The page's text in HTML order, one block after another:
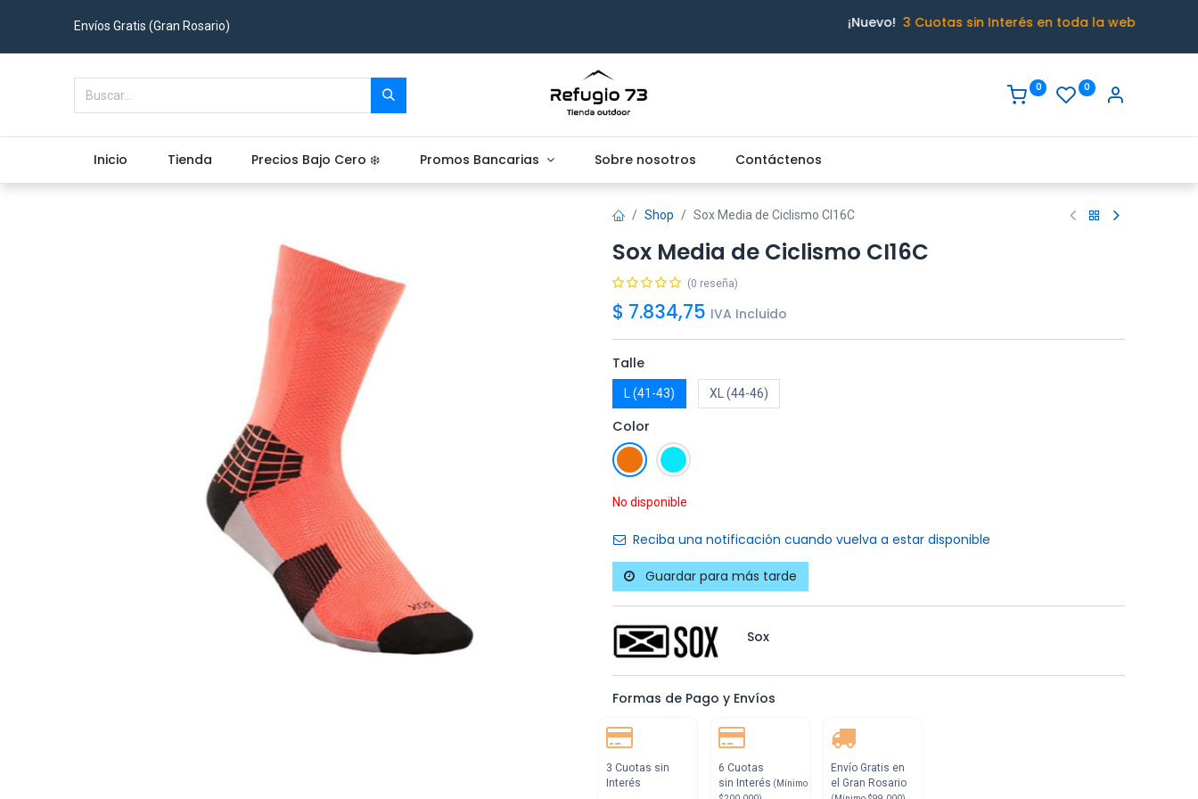
Envíos Gratis (Gran Rosario) ¡Nuevo! 3 Cuotas sin Interés en toda la web
0 0
Inicio Tienda Precios Bajo Cero ❄️ Promos Bancarias Sobre nosotros Contáctenos
Shop Sox Media de Ciclismo CI16C
Sox Media de Ciclismo CI16C
(0 reseña)
$ 7.834,75 IVA Incluido
Talle
L (41-43) XL (44-46)
Color
No disponible
Reciba una notificación cuando vuelva a estar disponible
Guardar para más tarde
Sox
Formas de Pago y Envíos
3 Cuotas sin
Interés
6 Cuotas
sin Interés (Mínimo
Envío Gratis en
el Gran Rosario